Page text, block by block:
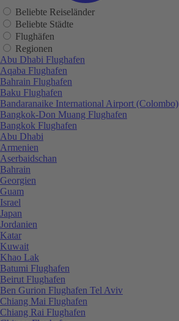
Beliebte Reiseländer
Beliebte Städte
Flughäfen
Regionen
Abu Dhabi Flughafen
Aqaba Flughafen
Bahrain Flughafen
Baku Flughafen
Bandaranaike International Airport (Colombo)
Bangkok-Don Muang Flughafen
Bangkok Flughafen
Abu Dhabi
Armenien
Aserbaidschan
Bahrain
Georgien
Guam
Israel
Japan
Jordanien
Katar
Kuwait
Khao Lak
Batumi Flughafen
Beirut Flughafen
Ben Gurion Flughafen Tel Aviv
Chiang Mai Flughafen
Chiang Rai Flughafen